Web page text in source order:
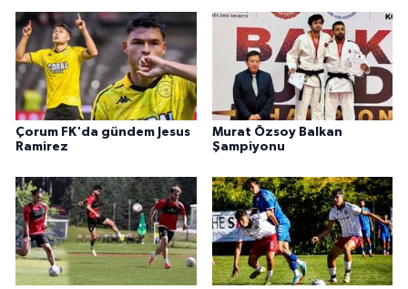
Çorum FK'da gündem Jesus
Ramirez
Murat Özsoy Balkan
Şampiyonu